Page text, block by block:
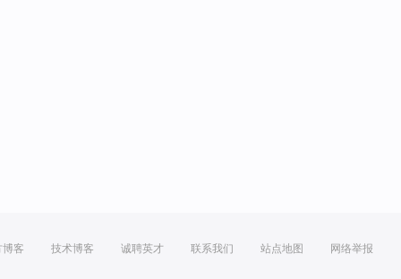
博客 技术博客 诚聘英才 联系我们 站点地图 网络举报